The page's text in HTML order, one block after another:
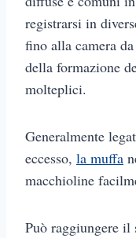
registrarsi in
fino alla camera
della formazione
molteplici.
Generalmente
eccesso, la muffa
macchioline
Può raggiungere